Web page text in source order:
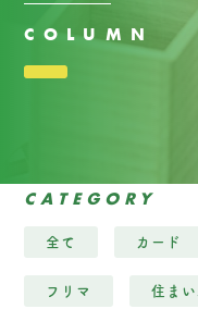
COLUMN
CATEGORY
全て カード
フリマ 住ま